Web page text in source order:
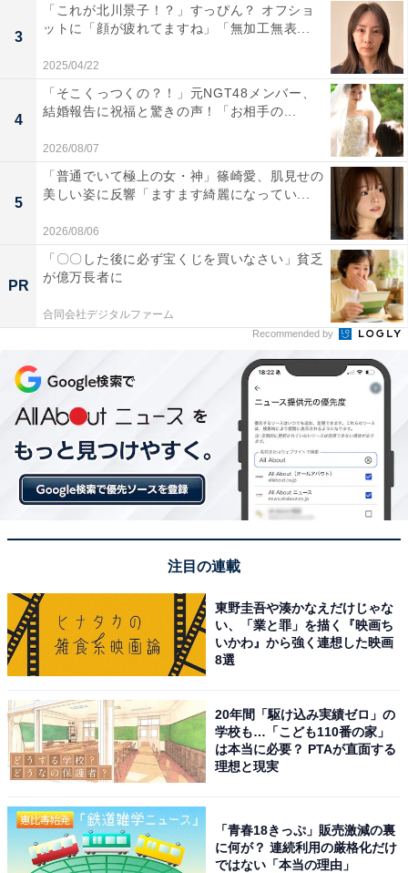
3
「これが北川景子！？」すっぴん？ オフショ
ットに「顔が疲れてますね」「無加工無表...
2025/04/22
4
「そこくっつくの？！」元NGT48メンバー、
結婚報告に祝福と驚きの声！「お相手の...
2026/08/07
5
「普通でいて極上の女・神」篠崎愛、肌見せの
美しい姿に反響「ますます綺麗になってい...
2026/08/06
PR
「〇〇した後に必ず宝くじを買いなさい」貧乏
が億万長者に
合同会社デジタルファーム
Recommended by
注目の連載
東野圭吾や湊かなえだけじゃな
い、「業と罪」を描く『映画ち
いかわ』から強く連想した映画
8選
20年間「駆け込み実績ゼロ」の
学校も…「こども110番の家」
は本当に必要？ PTAが直面する
理想と現実
「青春18きっぷ」販売激減の裏
に何が？ 連続利用の厳格化だけ
ではない「本当の理由」